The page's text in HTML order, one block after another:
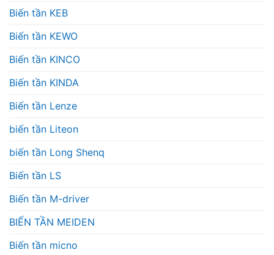
Biến tần KEB
Biến tần KEWO
Biến tần KINCO
Biến tần KINDA
Biến tần Lenze
biến tần Liteon
biến tần Long Shenq
Biến tần LS
Biến tần M-driver
BIẾN TẦN MEIDEN
Biến tần micno